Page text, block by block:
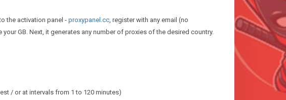
the activation panel - proxypanel.cc, register with any email (no
GB. Next, it generates any number of proxies of the desired country.
/ or at intervals from 1 to 120 minutes)